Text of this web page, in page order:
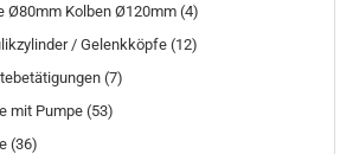
Ø80mm Kolben Ø120mm (4)
/ Gelenkköpfe (12)
(7)
mit Pumpe (53)
(36)